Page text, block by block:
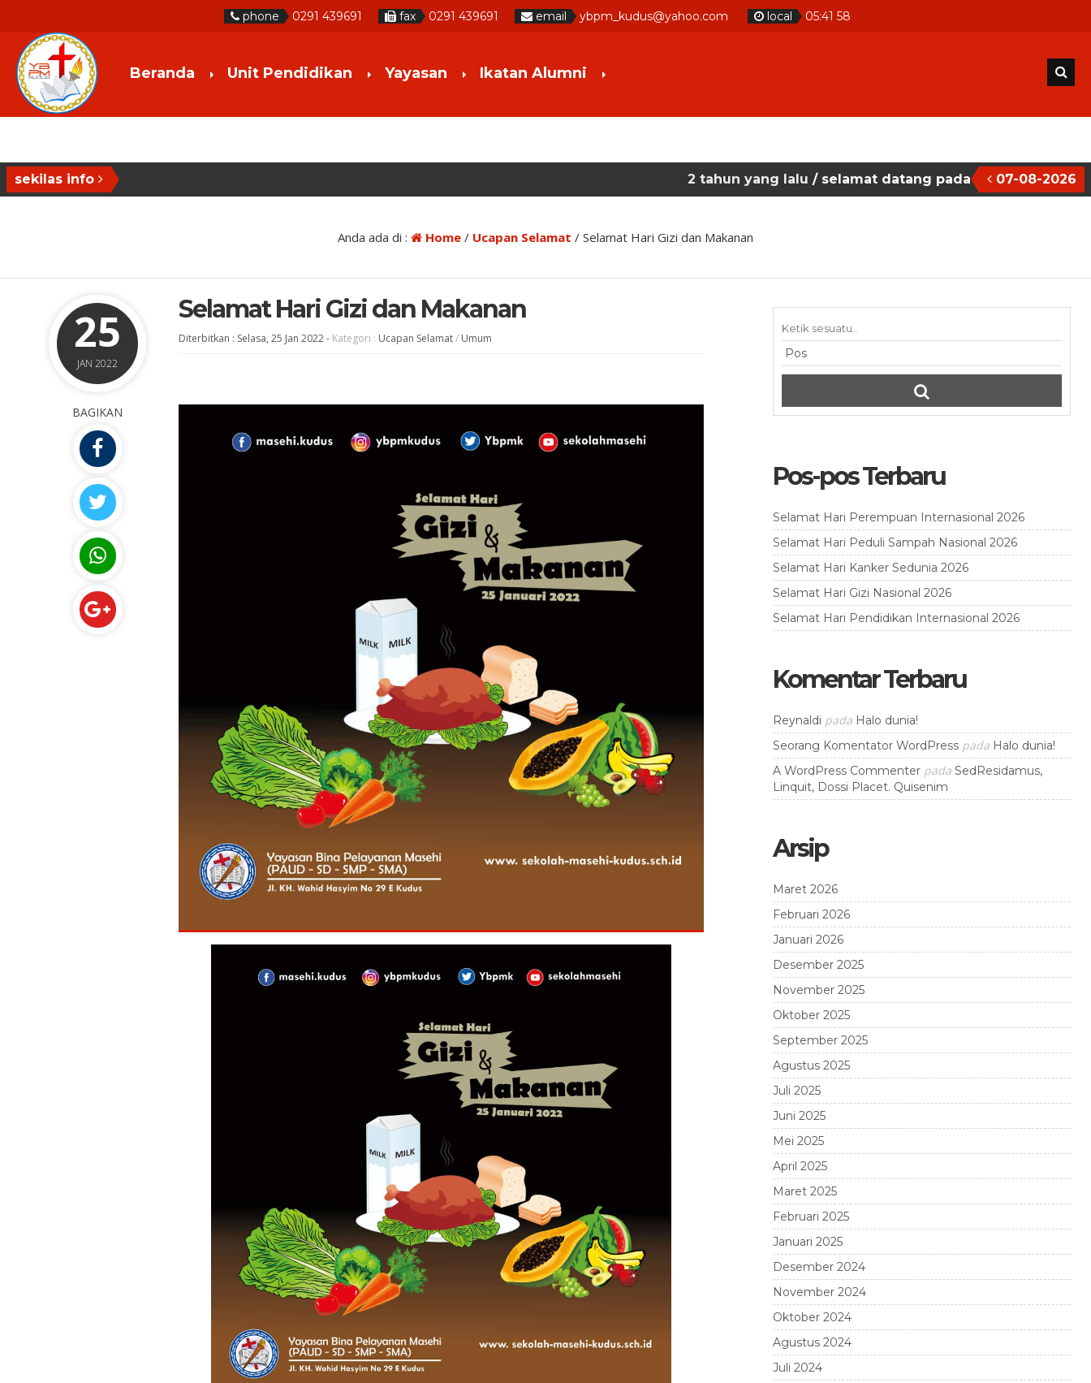
phone 0291 439691 fax 0291 439691 email ybpm_kudus@yahoo.com local 05:41 58
Beranda Unit Pendidikan Yayasan Ikatan Alumni
sekilas info 07-08-2026
2 tahun yang lalu/ selamat datang pada situs website sekolah
Anda ada di : Home / Ucapan Selamat / Selamat Hari Gizi dan Makanan
25
JAN 2022
Selamat Hari Gizi dan Makanan
Diterbitkan : Selasa, 25 Jan 2022- Kategori : Ucapan Selamat/ Umum
BAGIKAN
Pos-pos Terbaru
Selamat Hari Perempuan Internasional 2026
Selamat Hari Peduli Sampah Nasional 2026
Selamat Hari Kanker Sedunia 2026
Selamat Hari Gizi Nasional 2026
Selamat Hari Pendidikan Internasional 2026
Komentar Terbaru
Reynaldi pada Halo dunia!
Seorang Komentator WordPresspada Halo dunia!
A WordPress Commenterpada SedResidamus,
Linquit, Dossi Placet. Quisenim
Arsip
Maret 2026
Februari 2026
Januari 2026
Desember 2025
November 2025
Oktober 2025
September 2025
Agustus 2025
Juli 2025
Juni 2025
Mei 2025
April 2025
Maret 2025
Februari 2025
Januari 2025
Desember 2024
November 2024
Oktober 2024
Agustus 2024
Juli 2024